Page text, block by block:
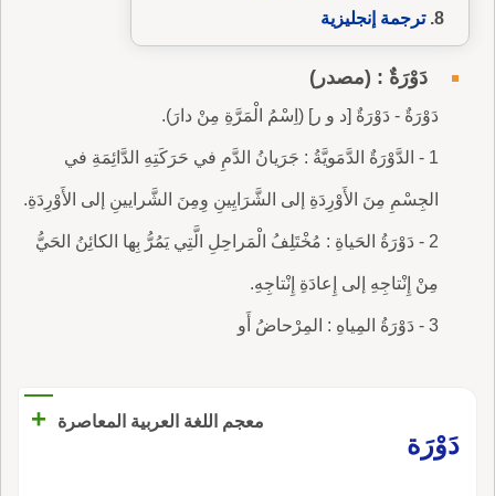
ترجمة إنجليزية
دَوْرَةٌ : (مصدر)
دَوْرَةٌ - دَوْرَةٌ [د و ر] (اِسْمُ الْمَرَّةِ مِنْ دارَ).
1 - الدَّوْرَةٌ الدَّمَويَّةُ : جَرَيانُ الدَّمِ في حَرَكَتِهِ الدَّائِمَةِ في
الجِسْمِ مِنَ الأَوْرِدَةِ إلى الشَّرَايِينِ وِمِنَ الشَّرايينِ إلى الأَوْرِدَةِ.
2 - دَوْرَةُ الحَياةِ : مُخْتَلِفُ الْمَراحِلِ الَّتِي يَمُرُّ بِها الكائِنُ الحَيُّ
مِنْ إِنْتاجِهِ إلى إِعادَةِ إِنْتاجِهِ.
3 - دَوْرَةُ المِياهِ : المِرْحاضُ أَو
معجم اللغة العربية المعاصرة
+
دَوْرَة